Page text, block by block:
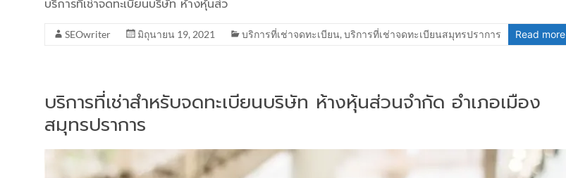
บริการที่เช่าจดทะเบียนบริษัท ห้างหุ้นส่ว
SEOwriter มิถุนายน 19, 2021 บริการที่เช่าจดทะเบียน, บริการที่เช่าจดทะเบียนสมุทรปราการ Read more
บริการที่เช่าสำหรับจดทะเบียนบริษัท ห้างหุ้นส่วนจำกัด อำเภอเมือง
สมุทรปราการ